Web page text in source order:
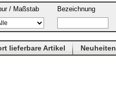
/ Maßstab Bezeichnung
lieferbare Artikel Neuheiten